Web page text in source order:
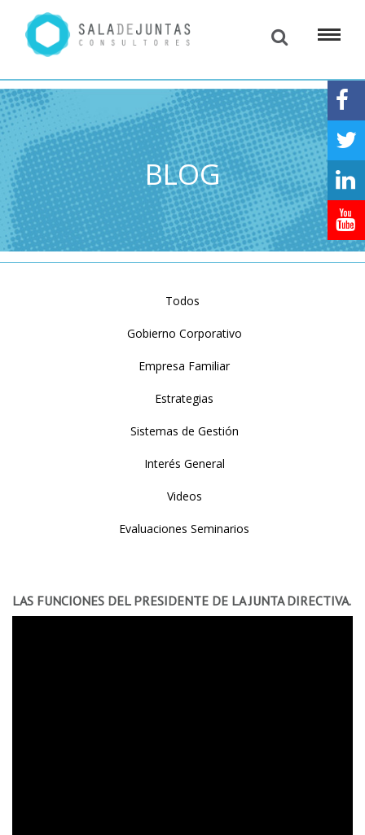
BLOG
Todos
Gobierno Corporativo
Empresa Familiar
Estrategias
Sistemas de Gestión
Interés General
Videos
Evaluaciones Seminarios
LAS FUNCIONES DEL PRESIDENTE DE LA JUNTA DIRECTIVA.